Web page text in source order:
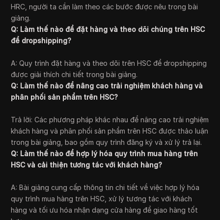
HRC, người ta cần làm theo các bước được nêu trong bài
giảng.
Q: Làm thế nào để đặt hàng và theo dõi chúng trên HSC
để dropshipping?
A: Quy trình đặt hàng và theo dõi trên HSC để dropshipping
được giải thích chi tiết trong bài giảng.
Q: Làm thế nào để nâng cao trải nghiệm khách hàng và
phân phối sản phẩm trên HSC?
Trả lời: Các phương pháp khác nhau để nâng cao trải nghiệm
khách hàng và phân phối sản phẩm trên HSC được thảo luận
trong bài giảng, bao gồm quy trình đăng ký và xử lý trả lại.
Q: Làm thế nào để hợp lý hóa quy trình mua hàng trên
HSC và cải thiện tương tác với khách hàng?
A: Bài giảng cung cấp thông tin chi tiết về việc hợp lý hóa
quy trình mua hàng trên HSC, xử lý tương tác với khách
hàng và tối ưu hóa nhận dạng cửa hàng để giao hàng tốt